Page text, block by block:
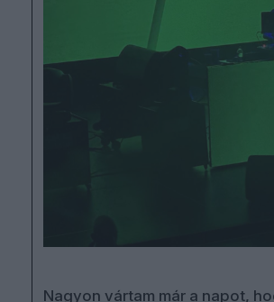
Nagyon vártam már a napot,